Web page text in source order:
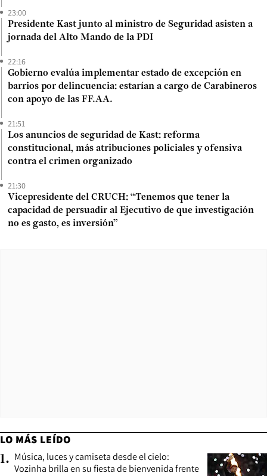
23:00
Presidente Kast junto al ministro de Seguridad asisten a
jornada del Alto Mando de la PDI
22:16
Gobierno evalúa implementar estado de excepción en
barrios por delincuencia: estarían a cargo de Carabineros
con apoyo de las FF.AA.
21:51
Los anuncios de seguridad de Kast: reforma
constitucional, más atribuciones policiales y ofensiva
contra el crimen organizado
21:30
Vicepresidente del CRUCH: “Tenemos que tener la
capacidad de persuadir al Ejecutivo de que investigación
no es gasto, es inversión”
LO MÁS LEÍDO
1. Música, luces y camiseta desde el cielo:
Vozinha brilla en su fiesta de bienvenida frente